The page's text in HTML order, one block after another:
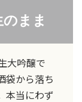
まま
大吟醸で
袋から落ち
本当にわず